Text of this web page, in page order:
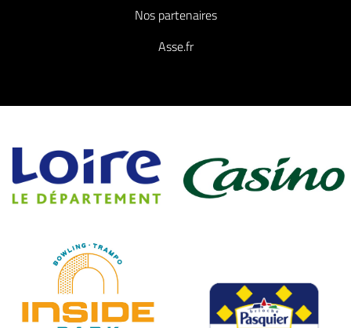
Nos partenaires
Asse.fr